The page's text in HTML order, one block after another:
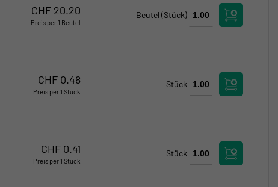
Kritischer Bestand
CHF 20.20
Preis per 1 Beutel
Beutel (Stück)
Verfügbar
CHF 0.48
Preis per 1 Stück
Stück
Kritischer Bestand
CHF 0.41
Preis per 1 Stück
Stück